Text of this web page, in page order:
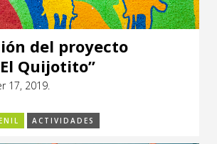
del proyecto
Quijotito”
17, 2019.
ACTIVIDADES